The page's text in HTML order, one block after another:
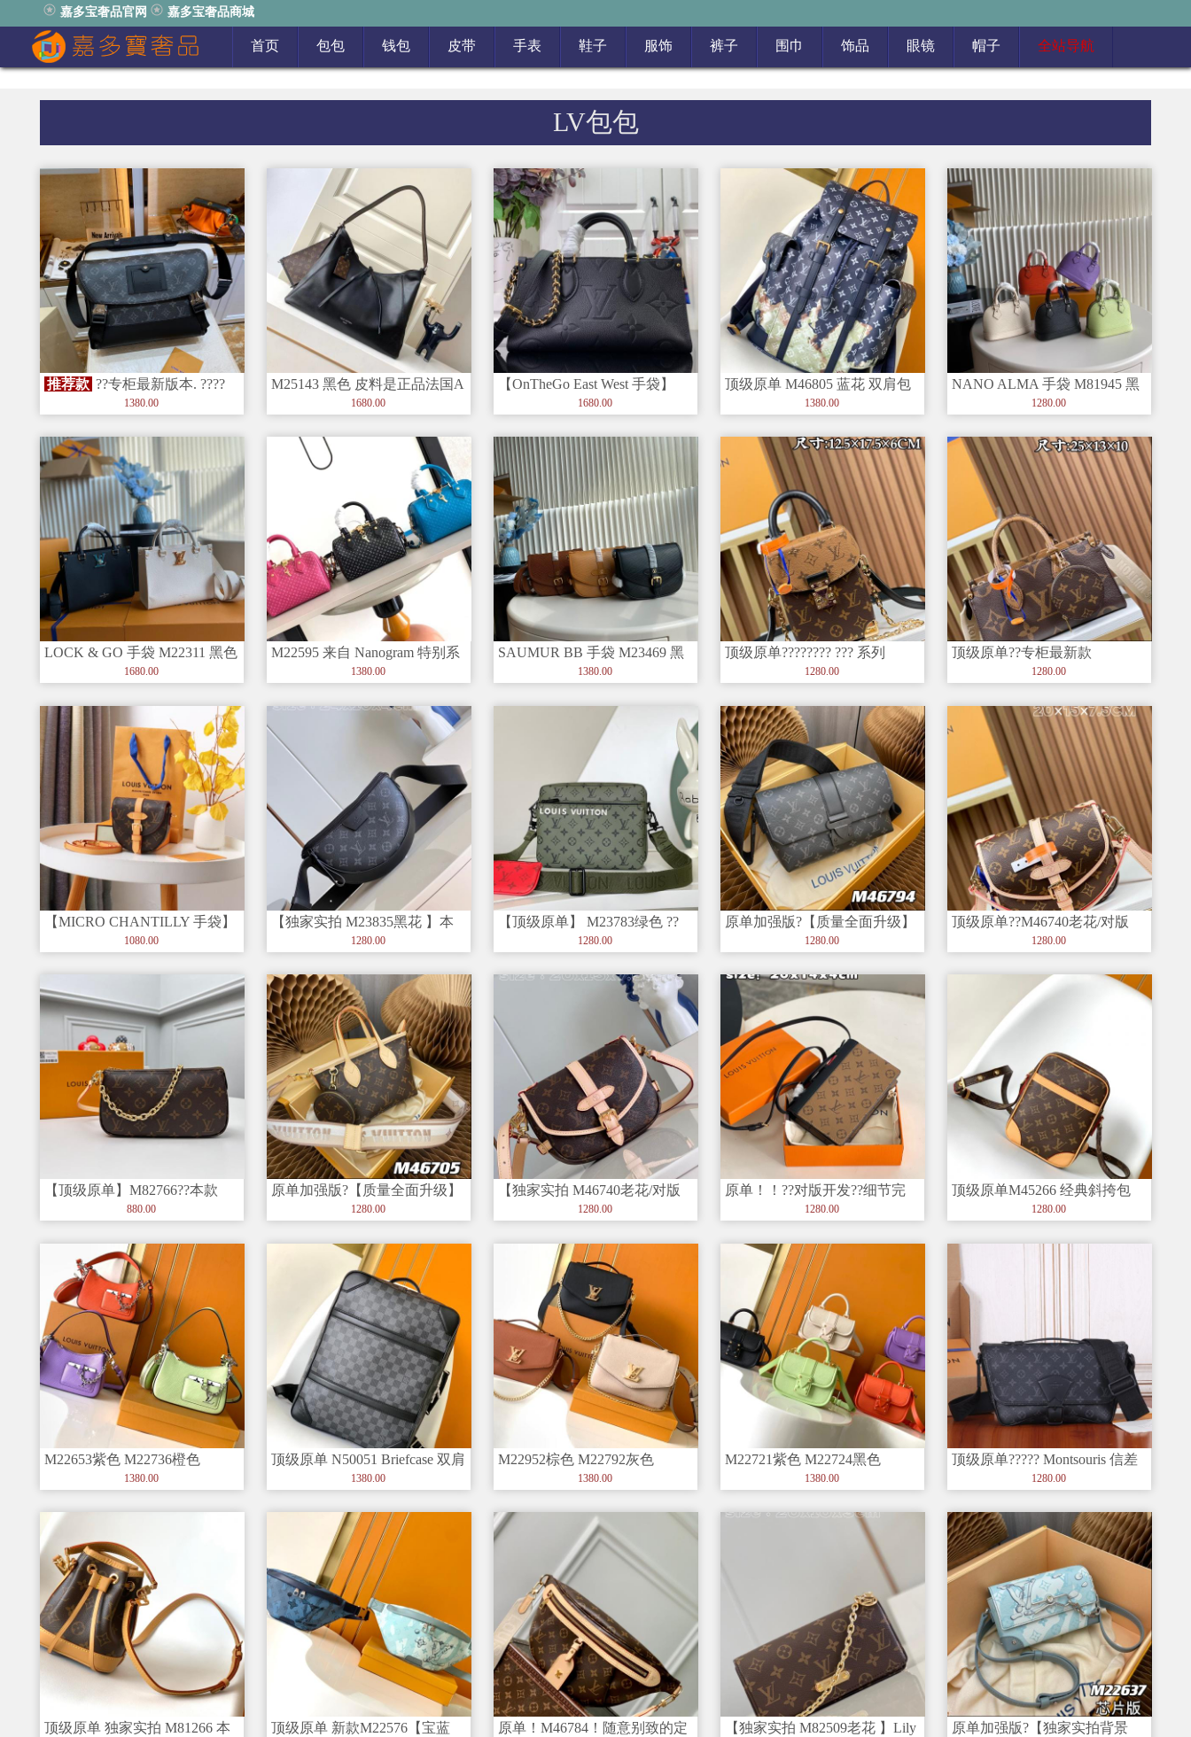
嘉多宝奢品官网 嘉多宝奢品商城
首页 包包 钱包 皮带 手表 鞋子 服饰 裤子 围巾 饰品 眼镜 帽子 全站导航
LV包包
推荐款 ??专柜最新版本. ????
???【顶级原单】 ?芯片版
1380.00
M25143 黑色 皮料是正品法国A
级品质、手工 油边细节非
1680.00
【OnTheGo East West 手袋】
1680.00
顶级原单 M46805 蓝花 双肩包
登山包 蓝花火焰Ch
1380.00
NANO ALMA 手袋 M81945 黑
1280.00
LOCK & GO 手袋 M22311 黑色
1680.00
M22595 来自 Nanogram 特别系
1380.00
SAUMUR BB 手袋 M23469 黑
1380.00
顶级原单???????? ??? 系列
1280.00
顶级原单??专柜最新款
ONTHEGO 小号手袋 M46653
1280.00
【MICRO CHANTILLY 手袋】
1080.00
【独家实拍 M23835黑花 】本
款 LV Moon Cro1280.00
【顶级原单】 M23783绿色 ??
Trio 邮差包以 Mo
1280.00
原单加强版?【质量全面升级】
独家实拍背景图、 M46794
1280.00
顶级原单??M46740老花/对版
迷你双子星 Monog
1280.00
【顶级原单】M82766??本款
880.00
原单加强版?【质量全面升级】
独家实拍背景图、 M46705
1280.00
【独家实拍 M46740老花/对版
】迷你双子星 Mono
1280.00
原单！！??对版开发??细节完
美?? M81830 2023
1280.00
顶级原单M45266 经典斜挎包
变色皮贴饰，中古老花配黄皮
1280.00
M22653紫色 M22736橙色
M22651绿色 M20
1380.00
顶级原单 N50051 Briefcase 双肩
包空间充裕，1380.00
M22952棕色 M22792灰色
M22735黑色 顶级原
1380.00
M22721紫色 M22724黑色
M22725绿色 M2
1380.00
顶级原单????? Montsouris 信差
袋 這款容量寬1280.00
顶级原单 独家实拍 M81266 本
顶级原单 新款M22576【宝蓝
原单！M46784！随意别致的定
【独家实拍 M82509老花 】Lily
原单加强版?【独家实拍背景